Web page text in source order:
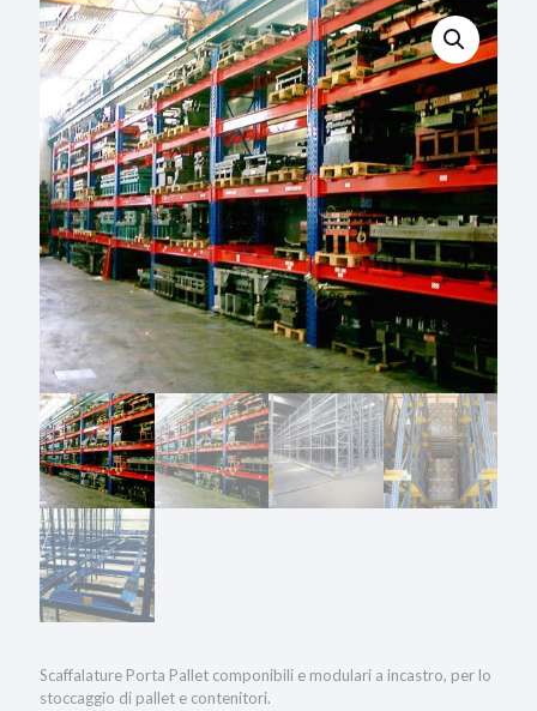
Scaffalature Porta Pallet componibili e modulari a incastro, per lo
stoccaggio di pallet e contenitori.